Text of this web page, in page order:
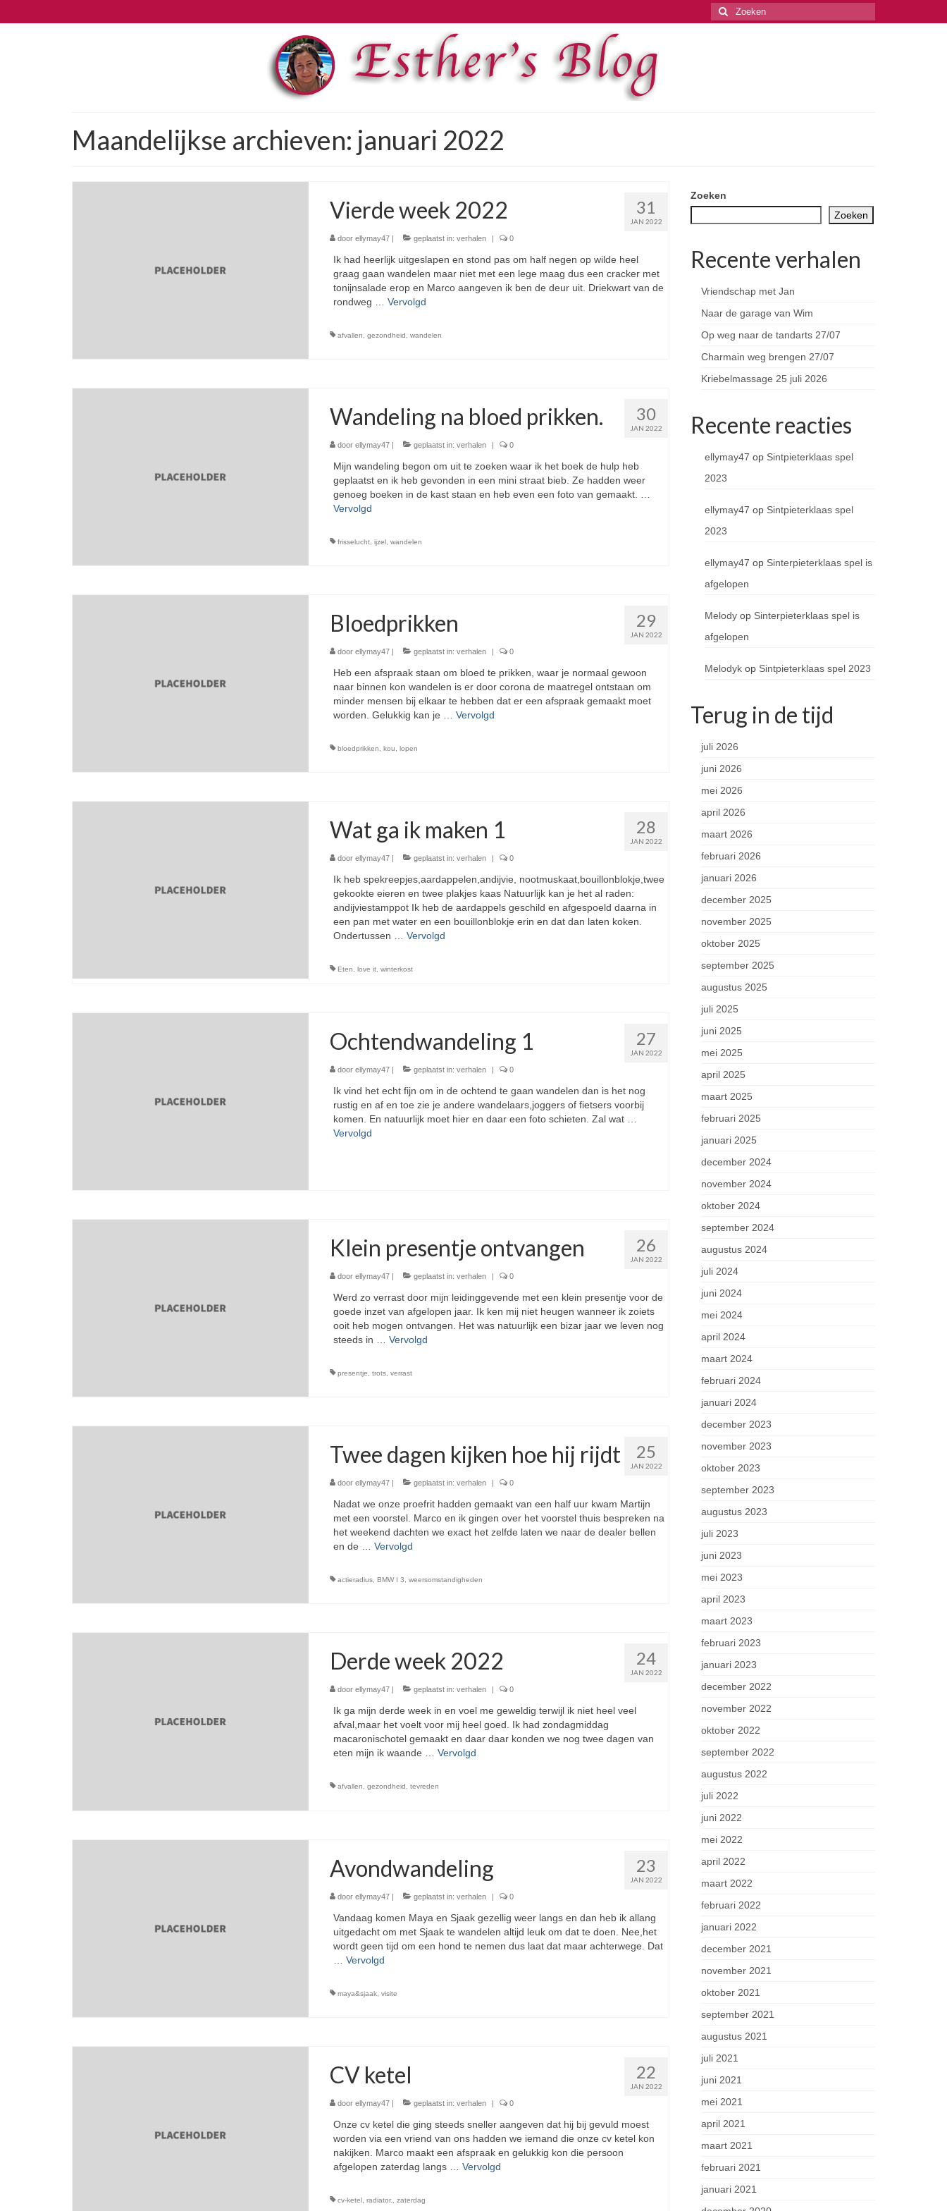
Zoeken
naar:
Maandelijkse archieven: januari 2022
31
JAN 2022
Vierde week 2022
door ellymay47| geplaatst in: verhalen | 0
Ik had heerlijk uitgeslapen en stond pas om half negen op wilde heel
graag gaan wandelen maar niet met een lege maag dus een cracker met
tonijnsalade erop en Marco aangeven ik ben de deur uit. Driekwart van de
rondweg … Vervolgd
afvallen gezondheid wandelen
30
JAN 2022
Wandeling na bloed prikken.
door ellymay47| geplaatst in: verhalen | 0
Mijn wandeling begon om uit te zoeken waar ik het boek de hulp heb
geplaatst en ik heb gevonden in een mini straat bieb. Ze hadden weer
genoeg boeken in de kast staan en heb even een foto van gemaakt. …
Vervolgd
frisselucht, ijzel, wandelen
29
JAN 2022
Bloedprikken
door ellymay47| geplaatst in: verhalen | 0
Heb een afspraak staan om bloed te prikken, waar je normaal gewoon
naar binnen kon wandelen is er door corona de maatregel ontstaan om
minder mensen bij elkaar te hebben dat er een afspraak gemaakt moet
worden. Gelukkig kan je … Vervolgd
bloedprikken kou lopen
28
JAN 2022
Wat ga ik maken 1
door ellymay47| geplaatst in: verhalen 0
Ik heb spekreepjes,aardappelen,andijvie, nootmuskaat,bouillonblokje,twee
gekookte eieren en twee plakjes kaas Natuurlijk kan je het al raden:
andijviestamppot Ik heb de aardappels geschild en afgespoeld daarna in
een pan met water en een bouillonblokje erin en dat dan laten koken.
Ondertussen … Vervolgd
Eten, love it, winterkost
27
JAN 2022
Ochtendwandeling 1
door ellymay47| geplaatst in: verhalen 0
Ik vind het echt fijn om in de ochtend te gaan wandelen dan is het nog
rustig en af en toe zie je andere wandelaars,joggers of fietsers voorbij
komen. En natuurlijk moet hier en daar een foto schieten. Zal wat …
Vervolgd
26
JAN 2022
Klein presentje ontvangen
door ellymay47| geplaatst in: verhalen 0
Werd zo verrast door mijn leidinggevende met een klein presentje voor de
goede inzet van afgelopen jaar. Ik ken mij niet heugen wanneer ik zoiets
ooit heb mogen ontvangen. Het was natuurlijk een bizar jaar we leven nog
steeds in … Vervolgd
presentje, trots, verrast
25
JAN 2022
Twee dagen kijken hoe hij rijdt
door ellymay47| geplaatst in: verhalen 0
Nadat we onze proefrit hadden gemaakt van een half uur kwam Martijn
met een voorstel. Marco en ik gingen over het voorstel thuis bespreken na
het weekend dachten we exact het zelfde laten we naar de dealer bellen
en de … Vervolgd
actieradius, BMW I 3, weersomstandigheden
24
JAN 2022
Derde week 2022
door ellymay47| geplaatst in: verhalen 0
Ik ga mijn derde week in en voel me geweldig terwijl ik niet heel veel
afval,maar het voelt voor mij heel goed. Ik had zondagmiddag
macaronischotel gemaakt en daar daar konden we nog twee dagen van
eten mijn ik waande … Vervolgd
afvallen, gezondheid , tevreden
23
JAN 2022
Avondwandeling
door ellymay47| geplaatst in: verhalen | 0
Vandaag komen Maya en Sjaak gezellig weer langs en dan heb ik allang
uitgedacht om met Sjaak te wandelen altijd leuk om dat te doen. Nee,het
wordt geen tijd om een hond te nemen dus laat dat maar achterwege. Dat
Vervolgd
maya&sjaak, visite
22
JAN 2022
CV ketel
door ellymay47| geplaatst in: verhalen | 0
Onze cv ketel die ging steeds sneller aangeven dat hij bij gevuld moest
worden via een vriend van ons hadden we iemand die onze cv ketel kon
nakijken. Marco maakt een afspraak en gelukkig kon die persoon
afgelopen zaterdag langs … Vervolgd
cv-ketel, radiator. zaterdag
Zoeken
Zoeken
Recente verhalen
Vriendschap met Jan
Naar de garage van Wim
Op weg naar de tandarts 27/07
Charmain weg brengen 27/07
Kriebelmassage 25 juli 2026
Recente reacties
ellymay47 op Sintpieterklaas spel
2023
ellymay47 op Sintpieterklaas spel
2023
ellymay47 op Sinterpieterklaas spel is
afgelopen
Melodyop Sinterpieterklaas spel is
afgelopen
Melodykop Sintpieterklaas spel 2023
Terug in de tijd
juli 2026
juni 2026
mei 2026
april 2026
maart 2026
februari 2026
januari 2026
december 2025
november 2025
oktober 2025
september 2025
augustus 2025
juli 2025
juni 2025
mei 2025
april 2025
maart 2025
februari 2025
januari 2025
december 2024
november 2024
oktober 2024
september 2024
augustus 2024
juli 2024
juni 2024
mei 2024
april 2024
maart 2024
februari 2024
januari 2024
december 2023
november 2023
oktober 2023
september 2023
augustus 2023
juli 2023
juni 2023
mei 2023
april 2023
maart 2023
februari 2023
januari 2023
december 2022
november 2022
oktober 2022
september 2022
augustus 2022
juli 2022
juni 2022
mei 2022
april 2022
maart 2022
februari 2022
januari 2022
december 2021
november 2021
oktober 2021
september 2021
augustus 2021
juli 2021
juni 2021
mei 2021
april 2021
maart 2021
februari 2021
januari 2021